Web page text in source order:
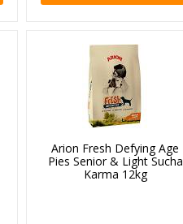
Arion Fresh Defying Age
Pies Senior & Light Sucha
Karma 12kg